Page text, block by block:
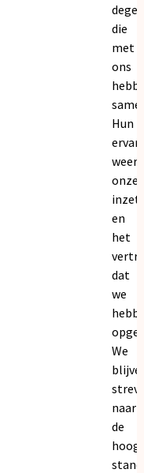
die
met
ons
Hun
onze
inzet
en
het
dat
we
We
naar
de